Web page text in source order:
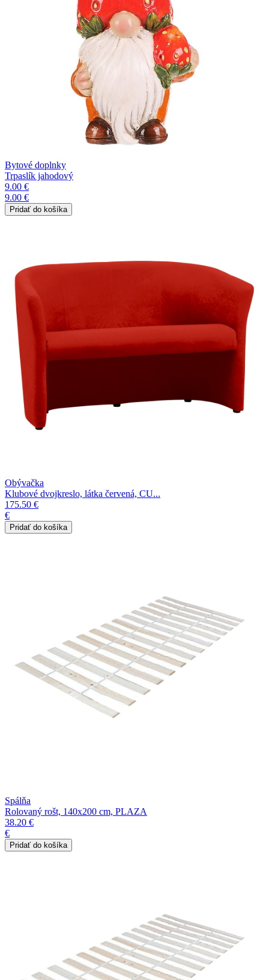
Bytové doplnky
Trpaslík jahodový
9.00 €
9.00 €
Obývačka
Klubové dvojkreslo, látka červená, CU...
175.50 €
€
Spálňa
Rolovaný rošt, 140x200 cm, PLAZA
38.20 €
€